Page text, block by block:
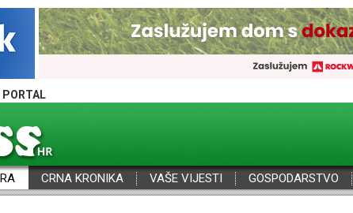
PORTAL
CRNA KRONIKA VAŠE VIJESTI GOSPODARSTVO